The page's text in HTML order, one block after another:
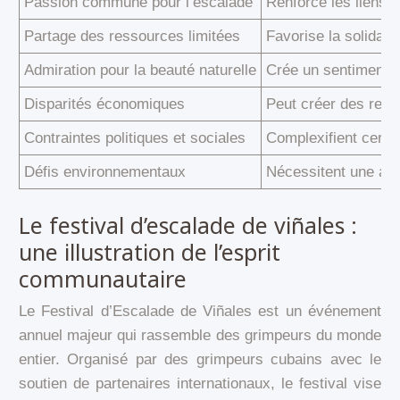
Partage des ressources limitées
Favorise la
Admiration pour la beauté naturelle
Crée un sentiment
Disparités économiques
Peut créer des
Contraintes politiques et sociales
Complexifient
Défis environnementaux
Nécessitent une
Le festival d’escalade de viñales :
une illustration de l’esprit
communautaire
Le Festival d’Escalade de Viñales est un événement
annuel majeur qui rassemble des grimpeurs du monde
entier. Organisé par des grimpeurs cubains avec le
soutien de partenaires internationaux, le festival vise